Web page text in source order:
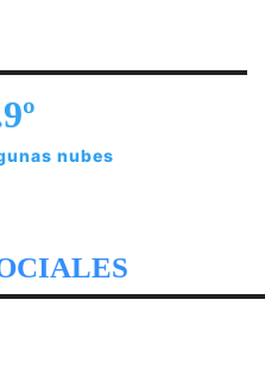
nubes